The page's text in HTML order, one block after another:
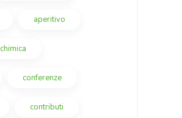
aperitivo
chimica
conferenze
contributi